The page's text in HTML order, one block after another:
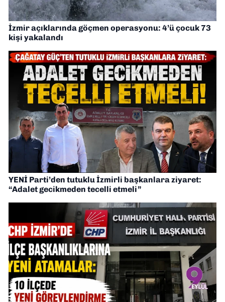
İzmir açıklarında göçmen operasyonu: 4’ü çocuk 73
kişi yakalandı
YENİ Parti’den tutuklu İzmirli başkanlara ziyaret:
“Adalet gecikmeden tecelli etmeli”